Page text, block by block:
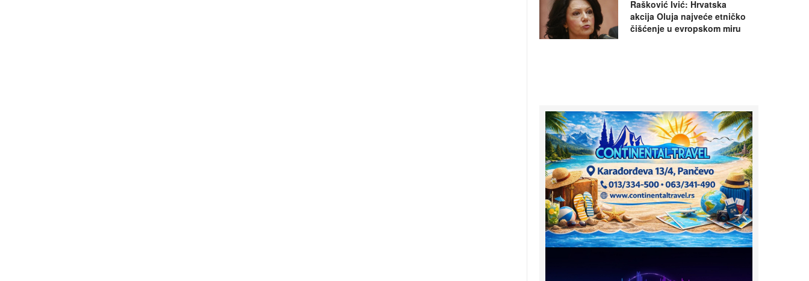
Rašković Ivić: Hrvatska
akcija Oluja najveće etničko
čišćenje u evropskom miru